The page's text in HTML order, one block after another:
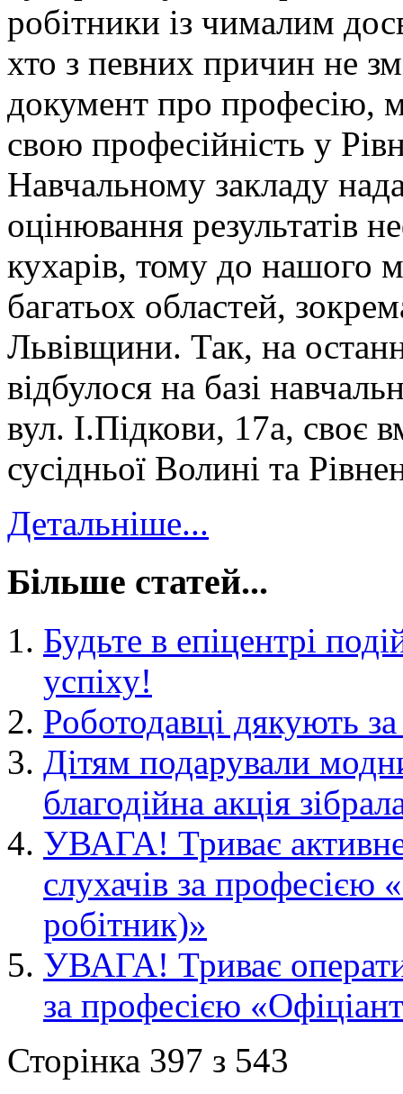
робітники із чималим
хто з певних причин не
документ про професію,
свою професійність у
Навчальному закладу
оцінювання результатів
кухарів, тому до нашого
багатьох областей,
Львівщини. Так, на
відбулося на базі
вул. І.Підкови, 17а, своє
сусідньої Волині та
Детальніше...
Більше статей...
Будьте в епіцентрі
успіху!
Роботодавці дякують
Дітям подарували
благодійна акція
УВАГА! Триває
слухачів за професією
робітник)»
УВАГА! Триває
за професією
Сторінка 397 з 543